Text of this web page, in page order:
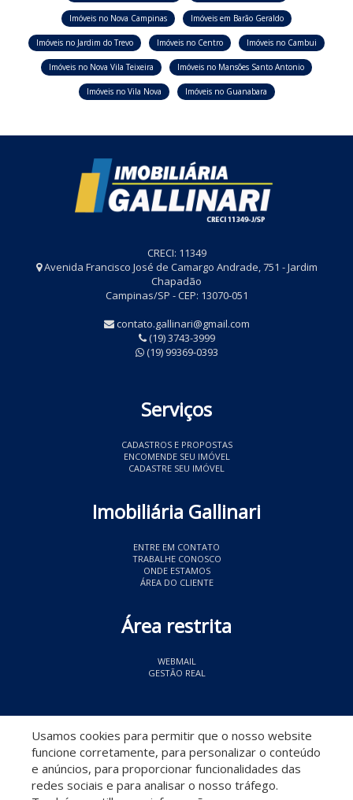
Imóveis no Nova Campinas Imóveis em Barão Geraldo
Imóveis no Jardim do Trevo Imóveis no Centro Imóveis no Cambui
Imóveis no Nova Vila Teixeira Imóveis no Mansões Santo Antonio
Imóveis no Vila Nova Imóveis no Guanabara
CRECI: 11349
Avenida Francisco José de Camargo Andrade, 751 - Jardim
Chapadão
Campinas/SP - CEP: 13070-051
contato.gallinari@gmail.com
(19) 3743-3999
(19) 99369-0393
Serviços
CADASTROS E PROPOSTAS
ENCOMENDE SEU IMÓVEL
CADASTRE SEU IMÓVEL
Imobiliária Gallinari
ENTRE EM CONTATO
TRABALHE CONOSCO
ONDE ESTAMOS
ÁREA DO CLIENTE
Área restrita
WEBMAIL
GESTÃO REAL
Usamos cookies para permitir que o nosso website
funcione corretamente, para personalizar o conteúdo
e anúncios, para proporcionar funcionalidades das
redes sociais e para analisar o nosso tráfego.